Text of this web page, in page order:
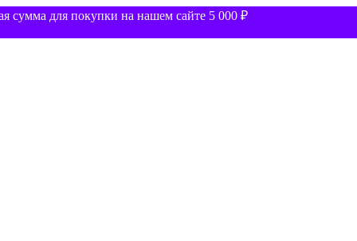
сумма для покупки на нашем сайте 5 000 ₽